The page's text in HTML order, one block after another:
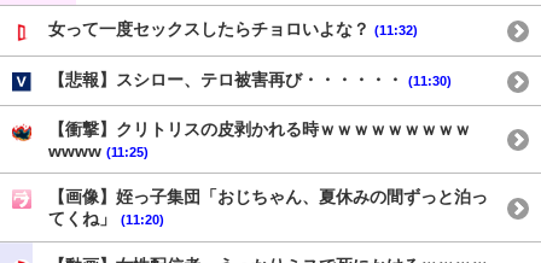
女って一度セックスしたらチョロいよな？ (11:32)
【悲報】スシロー、テロ被害再び・・・・・・ (11:30)
【衝撃】クリトリスの皮剥かれる時ｗｗｗｗｗｗｗｗｗ
wwww (11:25)
【画像】姪っ子集団「おじちゃん、夏休みの間ずっと泊っ
てくね」
(11:20)